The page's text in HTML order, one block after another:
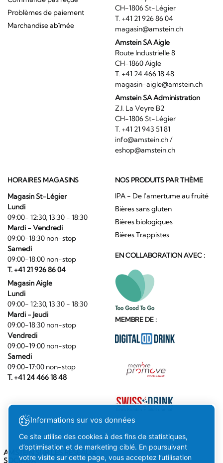
Problèmes de paiement
Marchandise abîmée
CH-1806 St-Légier
T. +41 21 926 86 04
magasin@amstein.ch
Amstein SA Aigle
Route Industrielle 8
CH-1860 Aigle
T. +41 24 466 18 48
magasin-aigle@amstein.ch
Amstein SA Administration
Z.I. La Veyre B2
CH-1806 St-Légier
T. +41 21 943 51 81
info@amstein.ch/
eshop@amstein.ch
HORAIRES MAGASINS
Magasin St-Légier
Lundi
09:00- 12:30, 13:30 - 18:30
Mardi - Vendredi
09:00-18:30 non-stop
Samedi
09:00-18:00 non-stop
T. +41 21 926 86 04
Magasin Aigle
Lundi
09:00- 12:30, 13:30 - 18:30
Mardi - Jeudi
09:00-18:30 non-stop
Vendredi
09:00-19:00 non-stop
Samedi
09:00-17:00 non-stop
T. +41 24 466 18 48
NOS PRODUITS PAR THÈME
IPA - De l'amertume au fruité
Bières sans gluten
Bières biologiques
Bières Trappistes
EN COLLABORATION AVEC :
MEMBRE DE :
AMSTEIN SUR LES RÉSEAUX
SOCIAUX
Informations sur vos données
Ce site utilise des cookies à des fins de statistiques,
d’optimisation et de marketing ciblé. En poursuivant
votre visite sur cette page, vous acceptez l’utilisation